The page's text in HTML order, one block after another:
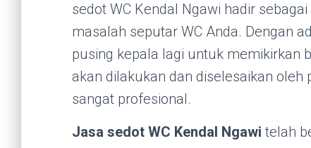
sedot WC Kendal Ngawi hadir
masalah seputar WC Anda. Dengan
pusing kepala lagi untuk memikirkan
akan dilakukan dan diselesaikan oleh
sangat profesional.
Jasa sedot WC Kendal Ngawi telah